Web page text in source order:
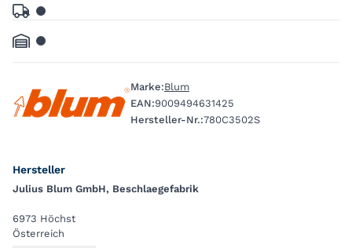
Marke:Blum
EAN:9009494631425
Hersteller-Nr.:780C3502S
Hersteller
Julius Blum GmbH, Beschlaegefabrik
6973 Höchst
Österreich